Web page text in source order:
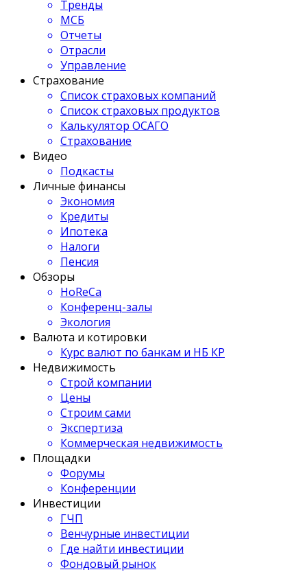
Тренды
МСБ
Отчеты
Отрасли
Управление
Страхование
Список страховых компаний
Список страховых продуктов
Калькулятор ОСАГО
Страхование
Видео
Подкасты
Личные финансы
Экономия
Кредиты
Ипотека
Налоги
Пенсия
Обзоры
HoReCa
Конференц-залы
Экология
Валюта и котировки
Курс валют по банкам и НБ КР
Недвижимость
Строй компании
Цены
Строим сами
Экспертиза
Коммерческая недвижимость
Площадки
Форумы
Конференции
Инвестиции
ГЧП
Венчурные инвестиции
Где найти инвестиции
Фондовый рынок